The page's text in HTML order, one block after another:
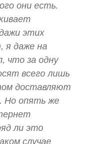
они есть.
этих
я даже на
что за одну
всего лишь
доставляют
Но опять же
ли это
случае